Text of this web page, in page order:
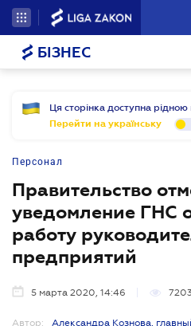
БІЗНЕС
Ця сторінка доступна
Перейти на українську
Персонал
Правительство
уведомление ГНС
работу
предприятий
5 марта 2020, 14:46 7203
Автор: Александра Кознова,